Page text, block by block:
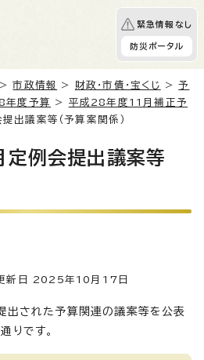
緊急情報なし
防災ポータル
>市政情報 > 財政・市債・宝くじ >予
年度予算 > 平成28年度11月補正予
議案等（予算案関係）
例会提出議案等
日 2025年10月17日
された予算関連の議案等を公表
りです。